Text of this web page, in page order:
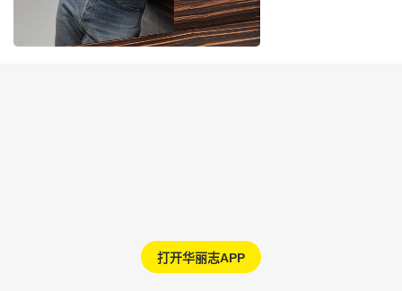
打开华丽志APP